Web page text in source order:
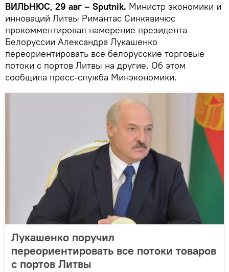
ВИЛЬНЮС, 29 авг – Sputnik. Министр экономики и
инноваций Литвы Римантас Синкявичюс
прокомментировал намерение президента
Белоруссии Александра Лукашенко
переориентировать все белорусские торговые
потоки с портов Литвы на другие. Об этом
сообщила пресс-служба Минэкономики.
Лукашенко поручил
переориентировать все потоки товаров
с портов Литвы